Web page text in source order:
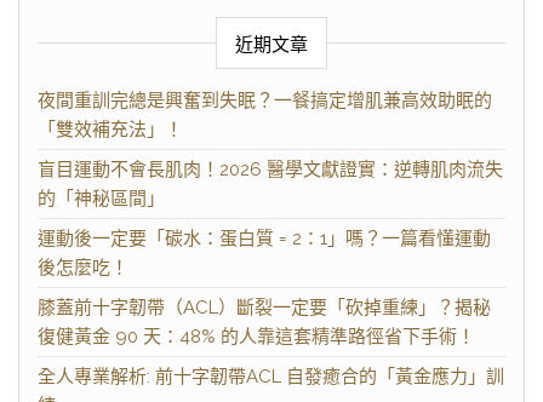
近期文章
夜間重訓完總是興奮到失眠？一餐搞定增肌兼高效助眠的
「雙效補充法」！
盲目運動不會長肌肉！2026 醫學文獻證實：逆轉肌肉流失
的「神秘區間」
運動後一定要「碳水：蛋白質 = 2：1」嗎？一篇看懂運動
後怎麼吃！
膝蓋前十字韌帶（ACL）斷裂一定要「砍掉重練」？揭秘
復健黃金 90 天：48% 的人靠這套精準路徑省下手術！
全人專業解析: 前十字韌帶ACL 自發癒合的「黃金應力」訓